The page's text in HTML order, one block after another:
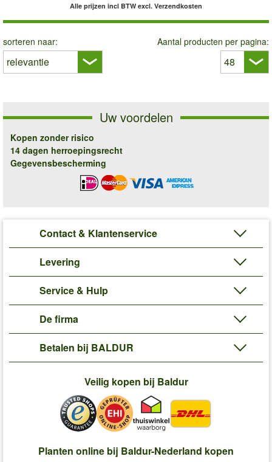
Alle prijzen incl BTW excl. Verzendkosten
sorteren naar: Aantal producten per pagina:
Uw voordelen
Kopen zonder risico
14 dagen herroepingsrecht
Gegevensbescherming
Contact & Klantenservice
Levering
Service & Hulp
De firma
Betalen bij BALDUR
Veilig kopen bij Baldur
Planten online bij Baldur-Nederland kopen